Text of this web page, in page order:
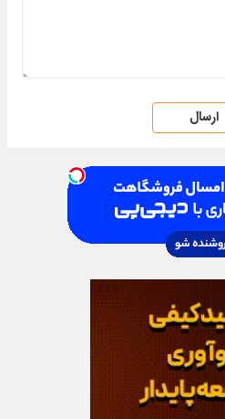
ارسال